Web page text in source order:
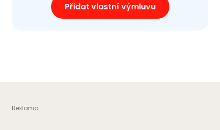
Přidat vlastní výmluvu